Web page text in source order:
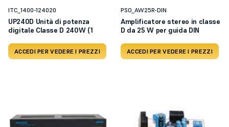
ITC_1400-124020
UP240D Unità di potenza
digitale Classe D 240W (1
ACCEDI PER VEDERE I PREZZI
PSO_AW25R-DIN
Amplificatore stereo in classe
D da 25 W per guida DIN
ACCEDI PER VEDERE I PREZZI